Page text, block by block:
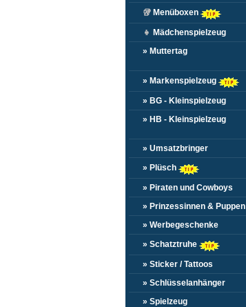
🥡 Menüboxen
👧 Mädchenspielzeug
» Muttertag
» Markenspielzeug
» BG - Kleinspielzeug
» HB - Kleinspielzeug
» Umsatzbringer
» Plüsch
» Piraten und Cowboys
» Prinzessinnen & Puppen
» Werbegeschenke
» Schatztruhe
» Sticker / Tattoos
» Schlüsselanhänger
» Spielzeug